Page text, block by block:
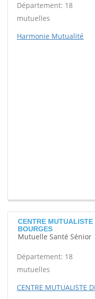
Département: 18
mutuelles
Harmonie Mutualité
CENTRE
BOURGES
Mutuelle Santé Sénior
Département: 18
mutuelles
CENTRE MUTUALISTE